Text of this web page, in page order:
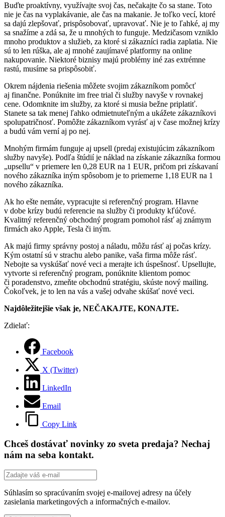
Buďte proaktívny, využívajte svoj čas, nečakajte čo sa stane. Toto
nie je čas na vyplakávanie, ale čas na makanie. Je toľko vecí, ktoré
sa dajú zlepšovať, prispôsobovať, upravovať. Nie je to ľahké, aj my
sa snažíme a zdá sa, že u mnohých to funguje. Medzičasom vzniklo
mnoho produktov a služieb, za ktoré si zákazníci radia zaplatia. Nie
sú to len rúška, ale aj mnohé zaujímavé platformy na online
nakupovanie. Niektoré biznisy majú problémy iné zas extrémne
rastú, musíme sa prispôsobiť.
Okrem nájdenia riešenia môžete svojim zákazníkom pomôcť
aj finančne. Ponúknite im free trial či služby navyše v rovnakej
cene. Odomknite im služby, za ktoré si musia bežne priplatiť.
Stanete sa tak menej ľahko odmietnuteľným a ukážete zákazníkovi
spolupatričnosť. Pomôžte zákazníkom vyrásť aj v čase možnej krízy
a budú vám verní aj po nej.
Mnohým firmám funguje aj upsell (predaj existujúcim zákazníkom
služby navyše). Podľa štúdií je náklad na získanie zákazníka formou
„upsellu“ v priemere len 0,28 EUR na 1 EUR, pričom pri získavaní
nového zákazníka iným spôsobom je to priemerne 1,18 EUR na 1
nového zákazníka.
Ak ho ešte nemáte, vypracujte si referenčný program. Hlavne
v dobe krízy budú referencie na služby či produkty kľúčové.
Kvalitný referenčný obchodný program pomohol rásť aj známym
firmách ako Apple, Tesla či iným.
Ak majú firmy správny postoj a náladu, môžu rásť aj počas krízy.
Kým ostatní sú v strachu alebo panike, vaša firma môže rásť.
Nebojte sa vyskúšať nové veci a merajte ich úspešnosť. Upsellujte,
vytvorte si referenčný program, ponúknite klientom pomoc
či poradenstvo, zmeňte obchodnú stratégiu, skúste nový mailing.
Čokoľvek, je to len na vás a vašej odvahe skúšať nové veci.
Najdôležitejšie však je, NEČAKAJTE, KONAJTE.
Zdielať:
Facebook
X (Twitter)
LinkedIn
Email
Copy Link
Chceš dostávať novinky zo sveta predaja? Nechaj
nám na seba kontakt.
Súhlasím so spracúvaním svojej e-mailovej adresy na účely
zasielania marketingových a informačných e-mailov.